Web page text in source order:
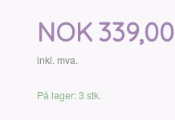
Pris
NOK 339,00
inkl. mva.
På lager: 3 stk.